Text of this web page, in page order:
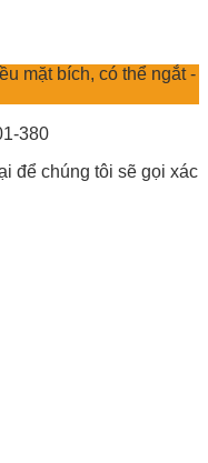
mặt bích, có thể ngắt -
380
để chúng tôi sẽ gọi xác